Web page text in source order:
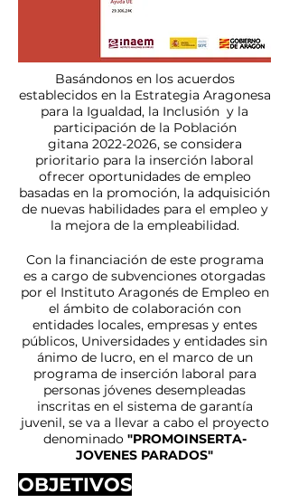
Basándonos en los acuerdos
establecidos en la Estrategia Aragonesa
para la Igualdad, la Inclusión y la
participación de la Población
gitana 2022-2026, se considera
prioritario para la inserción laboral
ofrecer oportunidades de empleo
basadas en la promoción, la adquisición
de nuevas habilidades para el empleo y
la mejora de la empleabilidad.
Con la financiación de este programa
es a cargo de subvenciones otorgadas
por el Instituto Aragonés de Empleo en
el ámbito de colaboración con
entidades locales, empresas y entes
públicos, Universidades y entidades sin
ánimo de lucro, en el marco de un
programa de inserción laboral para
personas jóvenes desempleadas
inscritas en el sistema de garantía
juvenil, se va a llevar a cabo el proyecto
denominado"PROMOINSERTA-
JOVENES PARADOS"
OBJETIVOS